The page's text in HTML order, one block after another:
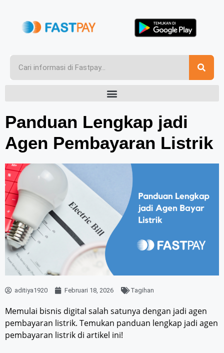
Panduan Lengkap jadi
Agen Pembayaran Listrik
aditiya1920 Februari 18, 2026 Tagihan
Memulai bisnis digital salah satunya dengan jadi agen
pembayaran listrik. Temukan panduan lengkap jadi agen
pembayaran listrik di artikel ini!